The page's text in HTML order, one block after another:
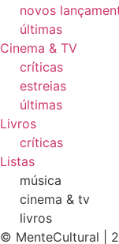
novos
últimas
Cinema & TV
críticas
estreias
últimas
Livros
críticas
Listas
música
cinema & tv
livros
© MenteCultural |